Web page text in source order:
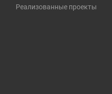
Реализованные проекты